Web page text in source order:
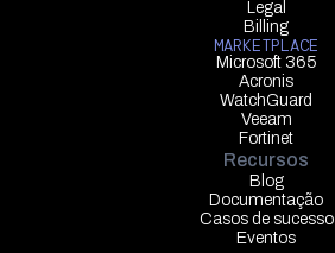
Legal
Billing
MARKETPLACE
Microsoft 365
Acronis
WatchGuard
Veeam
Fortinet
Recursos
Blog
Documentação
Casos de sucesso
Eventos